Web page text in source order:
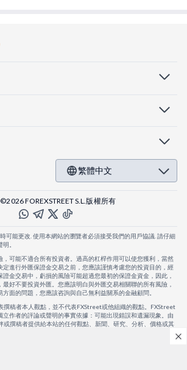
繁體中文
FOREXSTREET S.L.版權所有
可能更改. 使用本網站的瀏覽者必須接受我們的用戶協議. 請仔細
。
，可能不適合所有投資者。過高的杠桿作用可以使您獲利，當然
定進行外匯保證金交易之前，您應該謹慎考慮您的投資目的，經
金交易中，虧損的風險可能超過您最初的保證金資金，因此，
好不要投資外匯。您應該明白與外匯交易相關聯的所有風險，
面的問題，您應該咨詢與自己無利益關系的金融顧問。
撰稿者本人觀點，並不代表FXStreet或他組織的觀點。FXStreet
立作者的評論或聲明的事實依據：可能出現錯誤和遺漏現象。由
或撰稿者提供給本站的任何觀點、新聞、研究、分析、價格或其